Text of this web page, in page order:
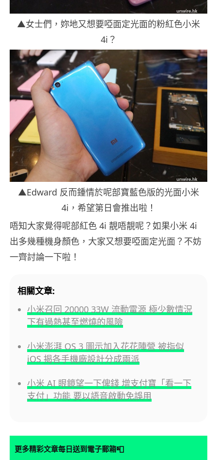
▲女士們，妳地又想要啞面定光面的粉紅色小米
4i？
▲Edward 反而鍾情於呢部寶藍色版的光面小米
4i，希望第日會推出啦！
唔知大家覺得呢部紅色 4i 靚唔靚呢？如果小米 4i
出多幾種機身顏色，大家又想要啞面定光面？不妨
一齊討論一下啦！
相關文章:
小米召回 20000 33W 流動電源 極少數情況
下有過熱甚至燃燒的風險
小米澎湃 OS 3 圖示加入花花陣營 被指似
iOS 揭各手機廠設計分成兩派
小米 AI 眼鏡望一下俾錢 增支付寶「看一下
支付」功能 要以語音啟動免誤用
更多精彩文章每日送到電子郵箱📮